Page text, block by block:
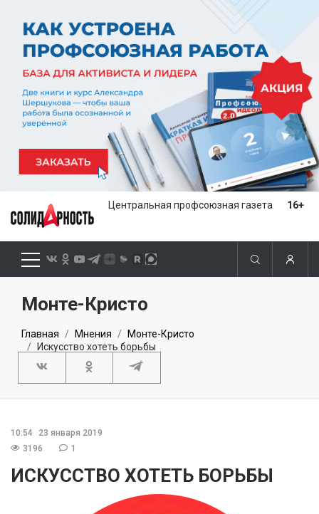
Центральная профсоюзная газета 16+
Монте-Кристо
Главная Мнения
Монте-Кристо
Искусство хотеть борьбы
10:54
23 января 2019
3196
1
ИСКУССТВО ХОТЕТЬ БОРЬБЫ